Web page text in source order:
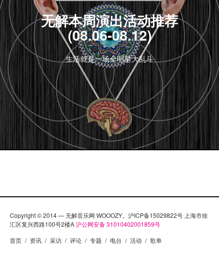
无解本周演出活动推荐
(08.06-08.12)
生活就是一场全明星大乱斗
Copyright © 2014 — 无解音乐网 WOOOZY。沪ICP备15029822号 上海市徐
汇区复兴西路100号2楼A沪公网安备 31010402001859号
首页 / 资讯 / 采访 / 评论 / 专题 / 电台 / 活动 / 歌单